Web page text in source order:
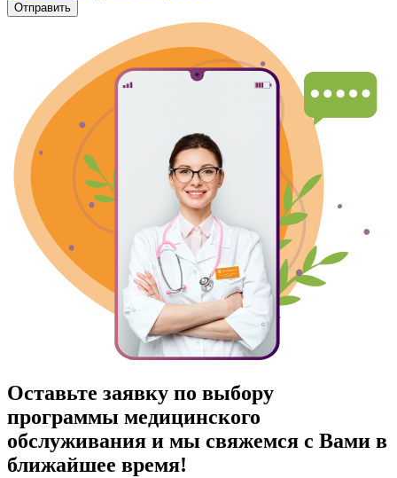
Отправить
Оставьте заявку по выбору
программы медицинского
обслуживания и мы свяжемся с Вами в
ближайшее время!